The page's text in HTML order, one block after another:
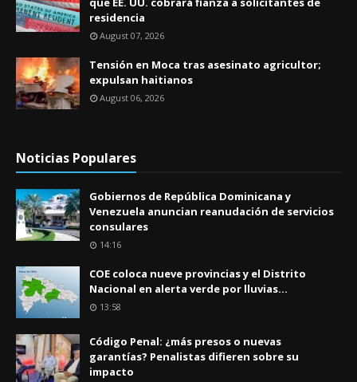
residencia
August 07, 2026
Tensión en Moca tras asesinato agricultor;
expulsan haitianos
August 06, 2026
Noticias Populares
Gobiernos de República Dominicana y
Venezuela anuncian reanudación de servicios
consulares
14:16
COE coloca nueve provincias y el Distrito
Nacional en alerta verde por lluvias...
13:58
Código Penal: ¿más presos o nuevas
garantías? Penalistas difieren sobre su
impacto